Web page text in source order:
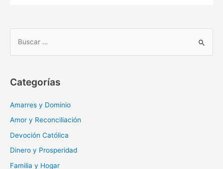
a
r
Categorías
Amarres y Dominio
Amor y Reconciliación
Devoción Católica
Dinero y Prosperidad
Familia y Hogar